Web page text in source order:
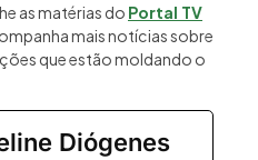
as matérias do Portal TV
mais notícias sobre
que estão moldando o
Diógenes